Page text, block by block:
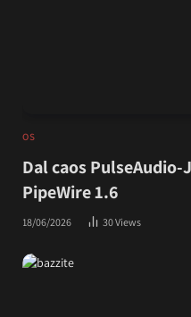
OS
Dal caos
PipeWire 1.6
18/06/2026 30Views